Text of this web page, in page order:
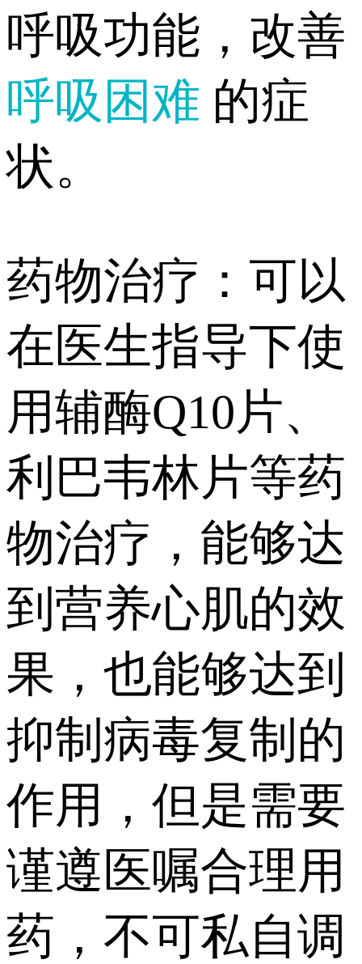
呼吸功能，改善
呼吸困难 的症
状。
药物治疗：可以
在医生指导下使
用辅酶Q10片、
利巴韦林片等药
物治疗，能够达
到营养心肌的效
果，也能够达到
抑制病毒复制的
作用，但是需要
谨遵医嘱合理用
药，不可私自调